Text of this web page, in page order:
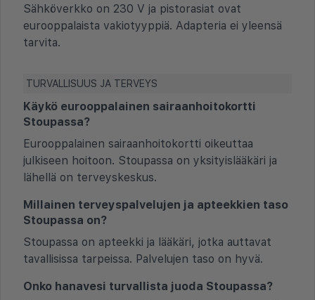
Sähköverkko on 230 V ja pistorasiat ovat
eurooppalaista vakiotyyppiä. Adapteria ei yleensä
tarvita.
TURVALLISUUS JA TERVEYS
Käykö eurooppalainen sairaanhoitokortti
Stoupassa?
Eurooppalainen sairaanhoitokortti oikeuttaa
julkiseen hoitoon. Stoupassa on yksityislääkäri ja
lähellä on terveyskeskus.
Millainen terveyspalvelujen ja apteekkien taso
Stoupassa on?
Stoupassa on apteekki ja lääkäri, jotka auttavat
tavallisissa tarpeissa. Palvelujen taso on hyvä.
Onko hanavesi turvallista juoda Stoupassa?